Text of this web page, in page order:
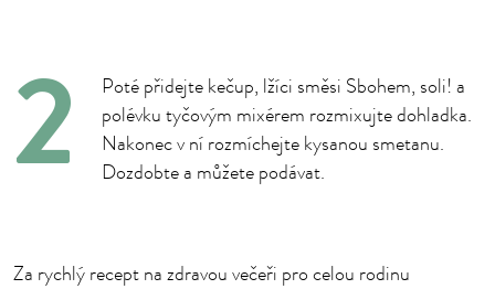
Poté přidejte kečup, lžíci směsi Sbohem, soli! a
polévku tyčovým mixérem rozmixujte dohladka.
Nakonec v ní rozmíchejte kysanou smetanu.
Dozdobte a můžete podávat.
Za rychlý recept na zdravou večeři pro celou rodinu